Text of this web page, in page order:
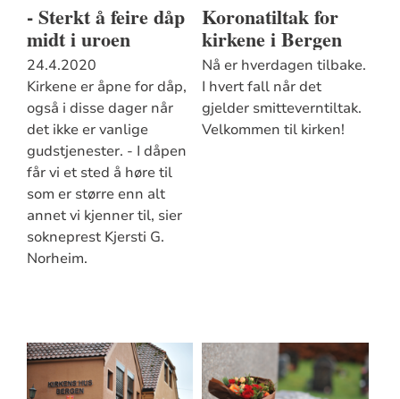
- Sterkt å feire dåp
midt i uroen
24.4.2020
Kirkene er åpne for dåp,
også i disse dager når
det ikke er vanlige
gudstjenester. - I dåpen
får vi et sted å høre til
som er større enn alt
annet vi kjenner til, sier
sokneprest Kjersti G.
Norheim.
Koronatiltak for
kirkene i Bergen
Nå er hverdagen tilbake.
I hvert fall når det
gjelder smitteverntiltak.
Velkommen til kirken!